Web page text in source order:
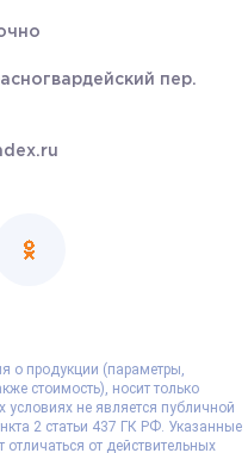
пер.
о продукции (параметры,
стоимость), носит только
не является публичной
2 статьи 437 ГК РФ. Указанные
от действительных